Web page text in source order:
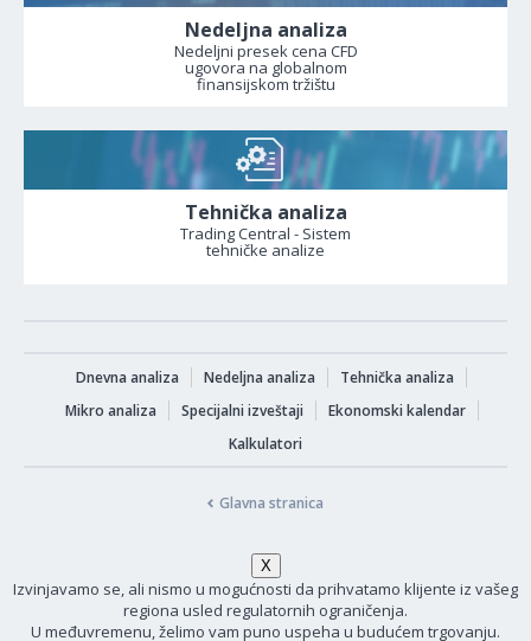
Nedeljna analiza
Nedeljni presek cena CFD
ugovora na globalnom
finansijskom tržištu
Tehnička analiza
Trading Central - Sistem
tehničke analize
Dnevna analiza Nedeljna analiza
Tehnička analiza
Mikro analiza
Specijalni izveštaji
Ekonomski kalendar
Kalkulatori
Glavna stranica
Izvinjavamo se, ali nismo u mogućnosti da prihvatamo klijente iz vašeg
regiona usled regulatornih ograničenja.
U međuvremenu, želimo vam puno uspeha u budućem trgovanju.